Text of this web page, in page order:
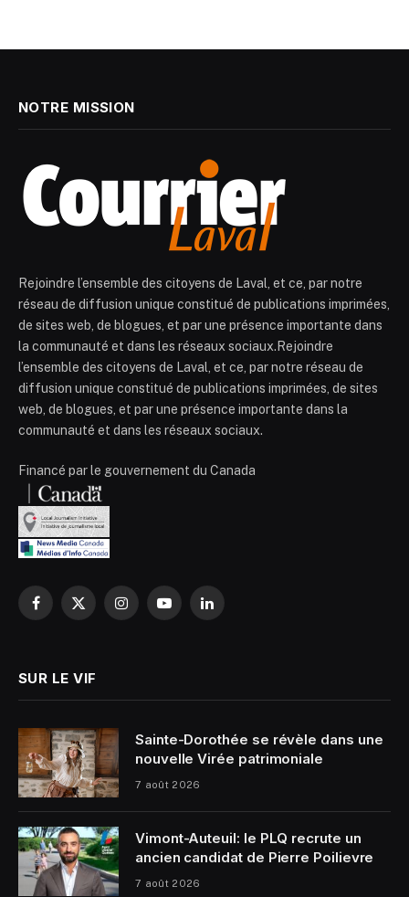
NOTRE MISSION
Rejoindre l’ensemble des citoyens de Laval, et ce, par notre
réseau de diffusion unique constitué de publications imprimées,
de sites web, de blogues, et par une présence importante dans
la communauté et dans les réseaux sociaux.Rejoindre
l’ensemble des citoyens de Laval, et ce, par notre réseau de
diffusion unique constitué de publications imprimées, de sites
web, de blogues, et par une présence importante dans la
communauté et dans les réseaux sociaux.
Financé par le gouvernement du Canada
Facebook
X
InstagramYouTubeLinkedIn
SUR LE VIF
Sainte-Dorothée se révèle dans une
nouvelle Virée patrimoniale
7 août 2026
Vimont-Auteuil: le PLQ recrute un
ancien candidat de Pierre Poilievre
7 août 2026